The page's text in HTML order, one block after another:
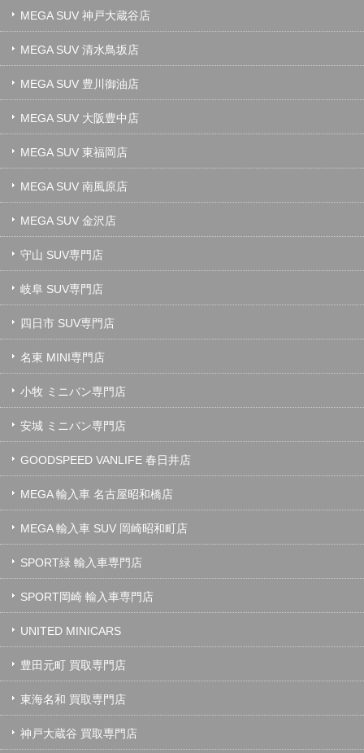
MEGA SUV 神戸大蔵谷店
MEGA SUV 清水鳥坂店
MEGA SUV 豊川御油店
MEGA SUV 大阪豊中店
MEGA SUV 東福岡店
MEGA SUV 南風原店
MEGA SUV 金沢店
守山 SUV専門店
岐阜 SUV専門店
四日市 SUV専門店
名東 MINI専門店
小牧 ミニバン専門店
安城 ミニバン専門店
GOODSPEED VANLIFE 春日井店
MEGA 輸入車 名古屋昭和橋店
MEGA 輸入車 SUV 岡崎昭和町店
SPORT緑 輸入車専門店
SPORT岡崎 輸入車専門店
UNITED MINICARS
豊田元町 買取専門店
東海名和 買取専門店
神戸大蔵谷 買取専門店